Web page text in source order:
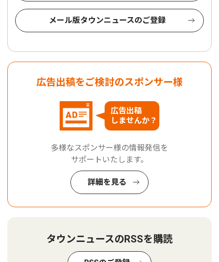
メール版タウンニュースのご登録
広告出稿をご検討のスポンサー様
広告出稿
しませんか？
多様なスポンサー様の情報発信を
サポートいたします。
詳細を見る
タウンニュースのRSSを購読